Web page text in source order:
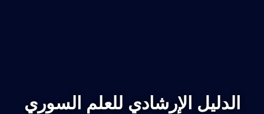
الدليل الإرشادي للعلم السوري